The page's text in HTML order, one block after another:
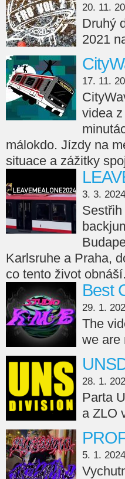
20. 11.
Druhý
2021
17. 11.
videa
málokdo. Jízdy na
situace a zážitky
3. 3. 2024
Karlsruhe a Praha,
co tento život obnáší.
Best
29. 1.
The
we are
28. 1.
Parta
a ZLO
5. 1. 2024